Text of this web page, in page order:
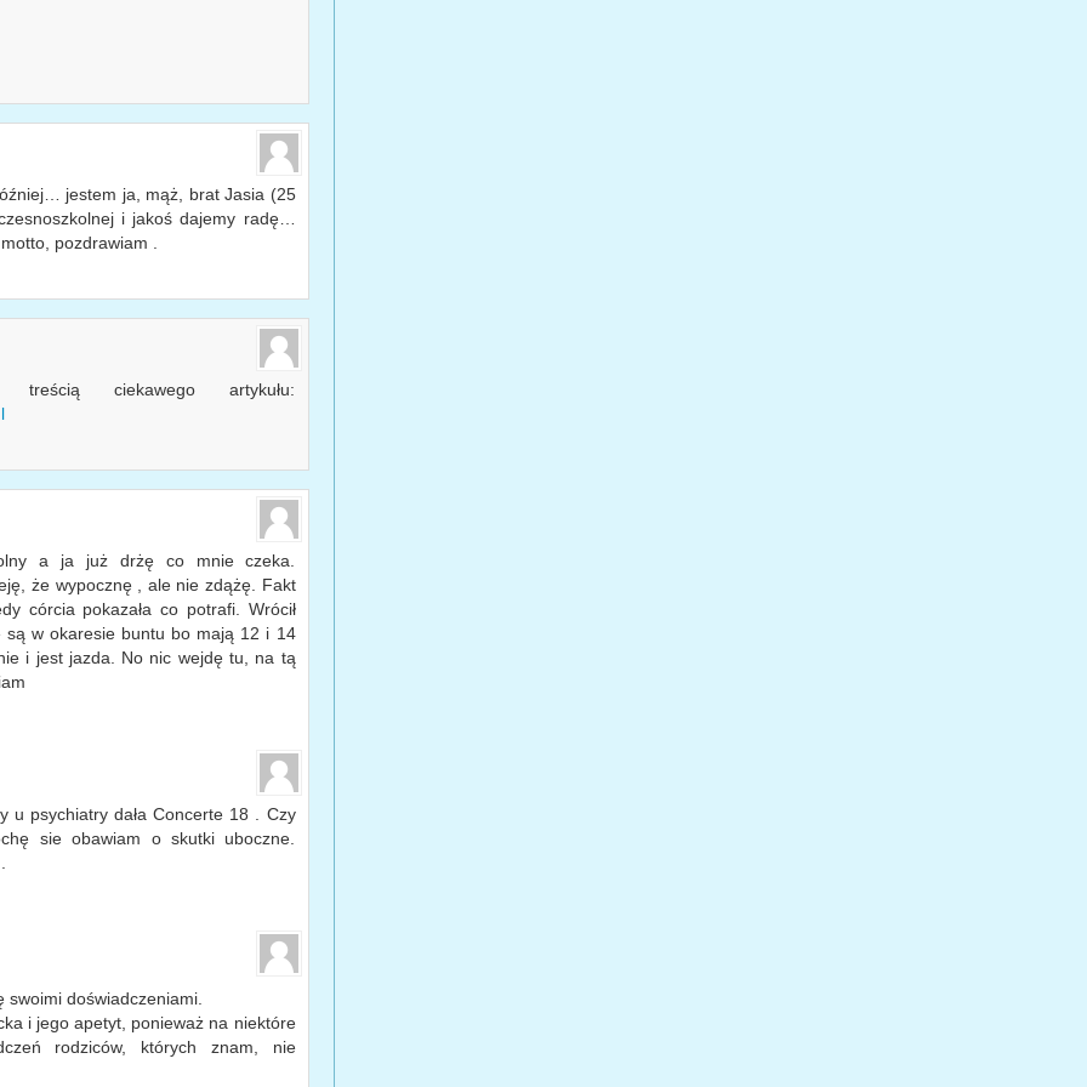
jestem ja, mąż, brat Jasia (25
i jakoś dajemy radę…
pozdrawiam .
ciekawego artykułu:
a ja już drżę co mnie czeka.
że wypocznę , ale nie zdążę. Fakt
córcia pokazała co potrafi. Wrócił
są w okaresie buntu bo mają 12 i 14
i jest jazda. No nic wejdę tu, na tą
u psychiatry dała Concerte 18 . Czy
sie obawiam o skutki uboczne.
doświadczeniami.
i jego apetyt, ponieważ na niektóre
rodziców, których znam, nie